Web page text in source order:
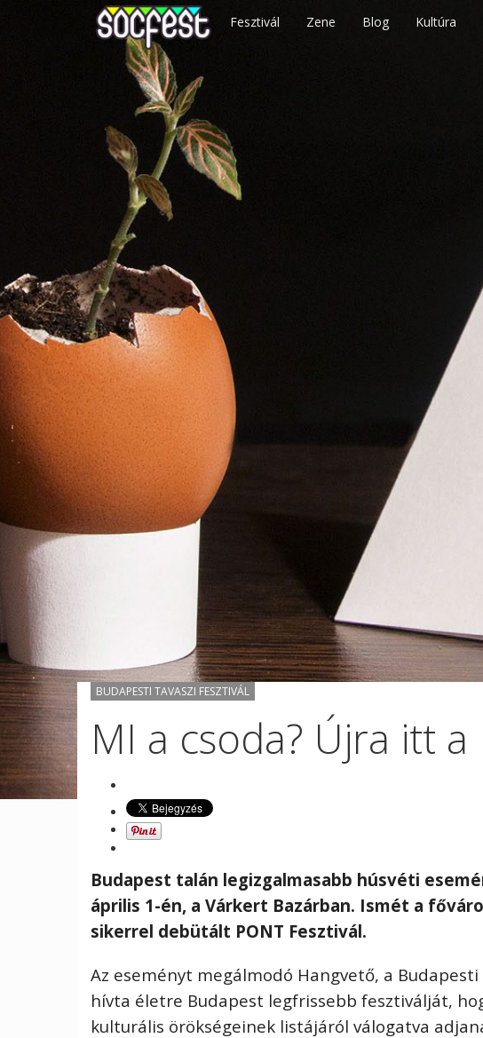
Fesztivál Zene Blog Kultúra
BUDAPESTI TAVASZI FESZTIVÁL
MI a csoda? Újra itt a
Budapest talán legizgalmasabb húsvéti esemé
április 1-én, a Várkert Bazárban. Ismét a
sikerrel debütált PONT Fesztivál.
Az eseményt megálmodó Hangvető, a
hívta életre Budapest legfrissebb fesztiválját,
kulturális örökségeinek listájáról válogatva